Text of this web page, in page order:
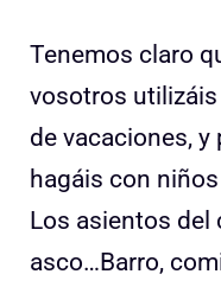
Tenemos claro
vosotros
de vacaciones,
hagáis con
Los asientos del
asco…Barro,